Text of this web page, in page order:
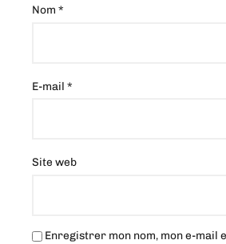
Nom *
E-mail *
Site web
Enregistrer mon nom, mon e-mail